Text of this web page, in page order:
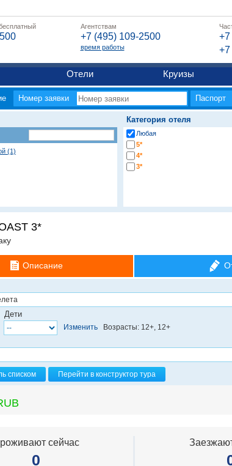
Агентствам
+7 (495) 109-2500
время работы
+7
+7
Отели Круизы
Номер заявки Паспорт
(1)
Категория отеля
Любая
5*
4*
3*
3*
Описание
Изменить
Дети
Возрасты: 12+, 12+
списком Перейти в конструктор тура
сейчас
0